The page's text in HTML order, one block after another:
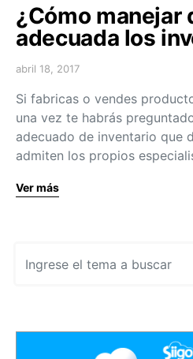
¿Cómo manejar
adecuada los
abril 18, 2017
Si fabricas o vendes
una vez te habrás
adecuado de inventario que
admiten los propios
Ver más